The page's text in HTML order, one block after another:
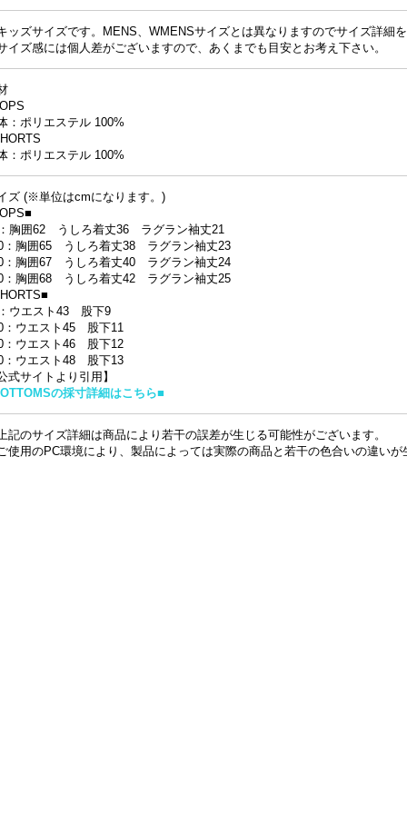
ッズサイズです。MENS、WMENSサイズとは異なりますのでサイズ詳細を
イズ感には個人差がございますので、あくまでも目安とお考え下さい。
：ポリエステル 100%
：ポリエステル 100%
ズ (※単位はcmになります。)
胸囲62 うしろ着丈36 ラグラン袖丈21
：胸囲65 うしろ着丈38 ラグラン袖丈23
：胸囲67 うしろ着丈40 ラグラン袖丈24
：胸囲68 うしろ着丈42 ラグラン袖丈25
ウエスト43 股下9
：ウエスト45 股下11
：ウエスト46 股下12
：ウエスト48 股下13
式サイトより引用】
の採寸詳細はこちら■
記のサイズ詳細は商品により若干の誤差が生じる可能性がございます。
使用のPC環境により、製品によっては実際の商品と若干の色合いの違いが